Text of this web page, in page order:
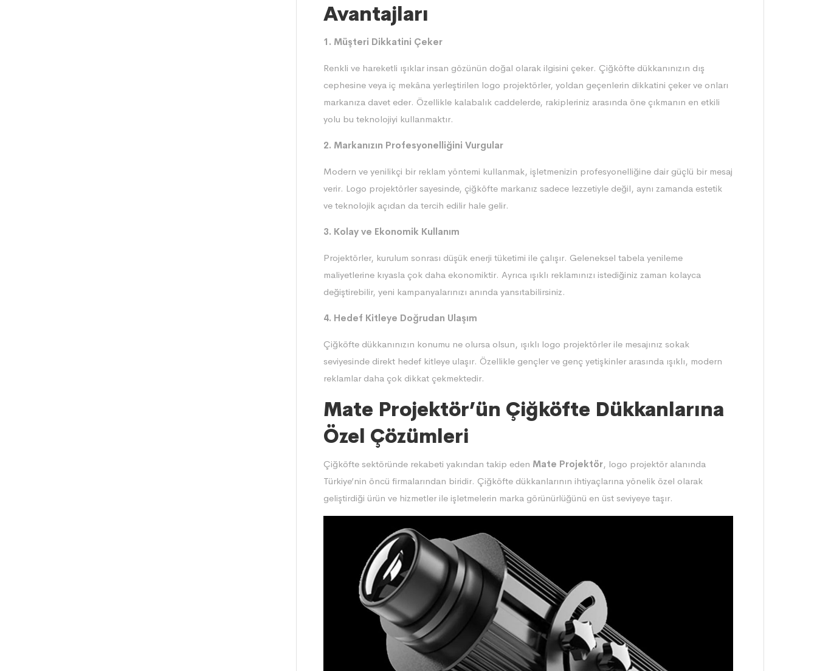
Avantajları
1. Müşteri Dikkatini Çeker
Renkli ve hareketli ışıklar insan gözünün doğal olarak ilgisini çeker. Çiğköfte dükkanınızın dış
cephesine veya iç mekâna yerleştirilen logo projektörler, yoldan geçenlerin dikkatini çeker ve onları
markanıza davet eder. Özellikle kalabalık caddelerde, rakipleriniz arasında öne çıkmanın en etkili
yolu bu teknolojiyi kullanmaktır.
2. Markanızın Profesyonelliğini Vurgular
Modern ve yenilikçi bir reklam yöntemi kullanmak, işletmenizin profesyonelliğine dair güçlü bir mesaj
verir. Logo projektörler sayesinde, çiğköfte markanız sadece lezzetiyle değil, aynı zamanda estetik
ve teknolojik açıdan da tercih edilir hale gelir.
3. Kolay ve Ekonomik Kullanım
Projektörler, kurulum sonrası düşük enerji tüketimi ile çalışır. Geleneksel tabela yenileme
maliyetlerine kıyasla çok daha ekonomiktir. Ayrıca ışıklı reklamınızı istediğiniz zaman kolayca
değiştirebilir, yeni kampanyalarınızı anında yansıtabilirsiniz.
4. Hedef Kitleye Doğrudan Ulaşım
Çiğköfte dükkanınızın konumu ne olursa olsun, ışıklı logo projektörler ile mesajınız sokak
seviyesinde direkt hedef kitleye ulaşır. Özellikle gençler ve genç yetişkinler arasında ışıklı, modern
reklamlar daha çok dikkat çekmektedir.
Mate Projektör’ün Çiğköfte Dükkanlarına
Özel Çözümleri
Çiğköfte sektöründe rekabeti yakından takip eden Mate Projektör, logo projektör alanında
Türkiye’nin öncü firmalarından biridir. Çiğköfte dükkanlarının ihtiyaçlarına yönelik özel olarak
geliştirdiği ürün ve hizmetler ile işletmelerin marka görünürlüğünü en üst seviyeye taşır.